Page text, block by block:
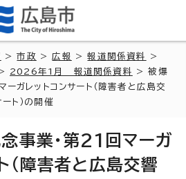
>市政 >広報 >報道関係資料
>
2026年1月 報道関係資料
> 被爆
ガレットコンサート（障害者と広島交
ト）の開催
事業・第21回マーガ
（障害者と広島交響